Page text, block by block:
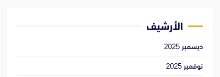
الأرشيف
ديسمبر 2025
نوفمبر 2025